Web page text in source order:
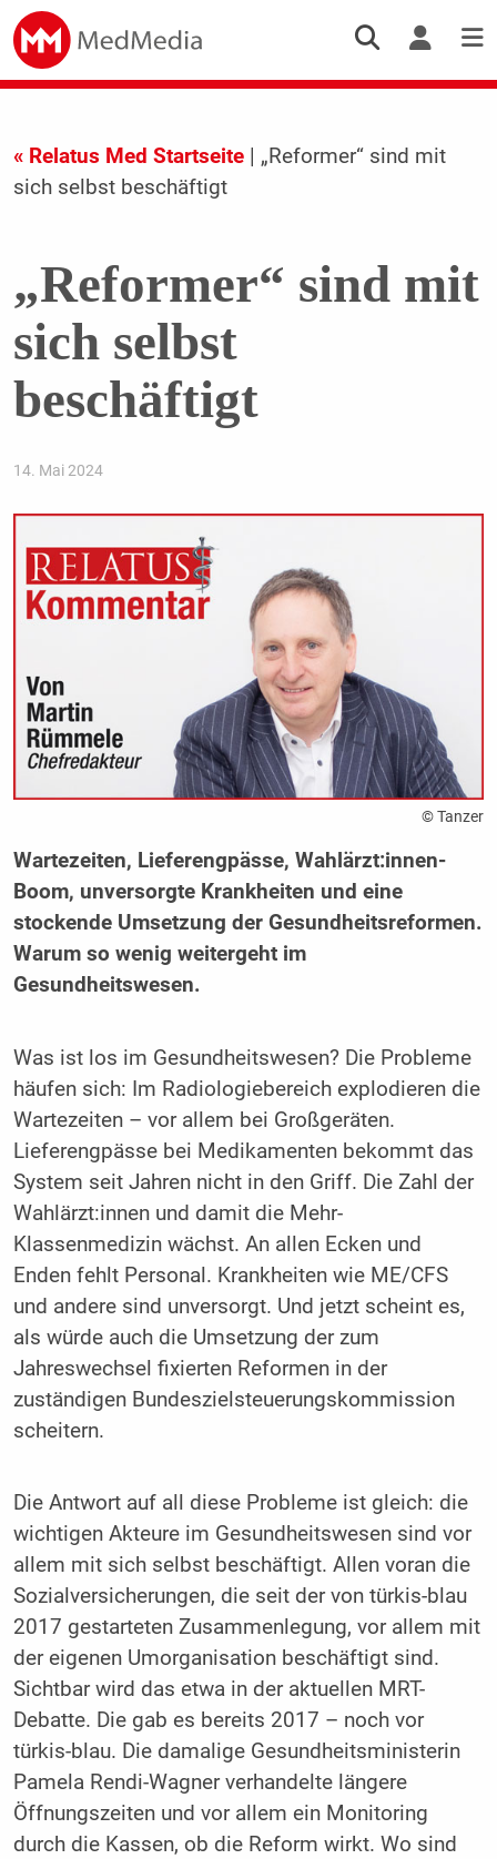
« Relatus Med Startseite| „Reformer“ sind mit
sich selbst beschäftigt
„Reformer“ sind mit
sich selbst
beschäftigt
14. Mai 2024
© Tanzer
Wartezeiten, Lieferengpässe, Wahlärzt:innen-
Boom, unversorgte Krankheiten und eine
stockende Umsetzung der Gesundheitsreformen.
Warum so wenig weitergeht im
Gesundheitswesen.
Was ist los im Gesundheitswesen? Die Probleme
häufen sich: Im Radiologiebereich explodieren die
Wartezeiten – vor allem bei Großgeräten.
Lieferengpässe bei Medikamenten bekommt das
System seit Jahren nicht in den Griff. Die Zahl der
Wahlärzt:innen und damit die Mehr-
Klassenmedizin wächst. An allen Ecken und
Enden fehlt Personal. Krankheiten wie ME/CFS
und andere sind unversorgt. Und jetzt scheint es,
als würde auch die Umsetzung der zum
Jahreswechsel fixierten Reformen in der
zuständigen Bundeszielsteuerungskommission
scheitern.
Die Antwort auf all diese Probleme ist gleich: die
wichtigen Akteure im Gesundheitswesen sind vor
allem mit sich selbst beschäftigt. Allen voran die
Sozialversicherungen, die seit der von türkis-blau
2017 gestarteten Zusammenlegung, vor allem mit
der eigenen Umorganisation beschäftigt sind.
Sichtbar wird das etwa in der aktuellen MRT-
Debatte. Die gab es bereits 2017 – noch vor
türkis-blau. Die damalige Gesundheitsministerin
Pamela Rendi-Wagner verhandelte längere
Öffnungszeiten und vor allem ein Monitoring
durch die Kassen, ob die Reform wirkt. Wo sind